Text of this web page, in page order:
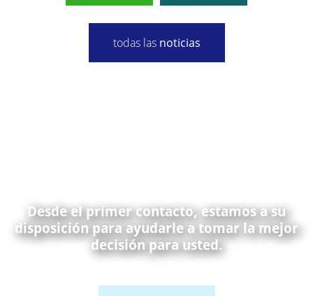
todas las noticias
Desde el primer contacto, estamos a su
disposición para ayudarle a tomar la mejor
decisión para usted.